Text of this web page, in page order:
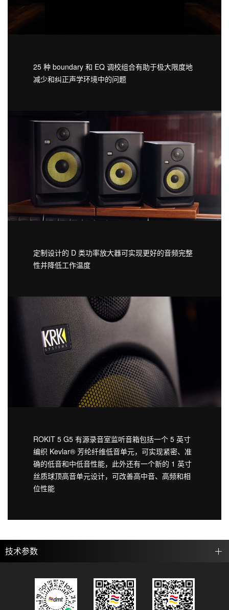
25 种 boundary 和 EQ 调校组合有助于极大限度地
减少和纠正声学环境中的问题
定制设计的 D 类功率放大器可实现更好的音频完整
性并降低工作温度
ROKIT 5 G5 有源录音室监听音箱包括一个 5 英寸
编织 Kevlar® 芳纶纤维低音单元，可实现紧密、准
确的低音和中低音性能，此外还有一个新的 1 英寸
丝质球顶高音单元设计，可改善高中音、高频和相
位性能
技术参数